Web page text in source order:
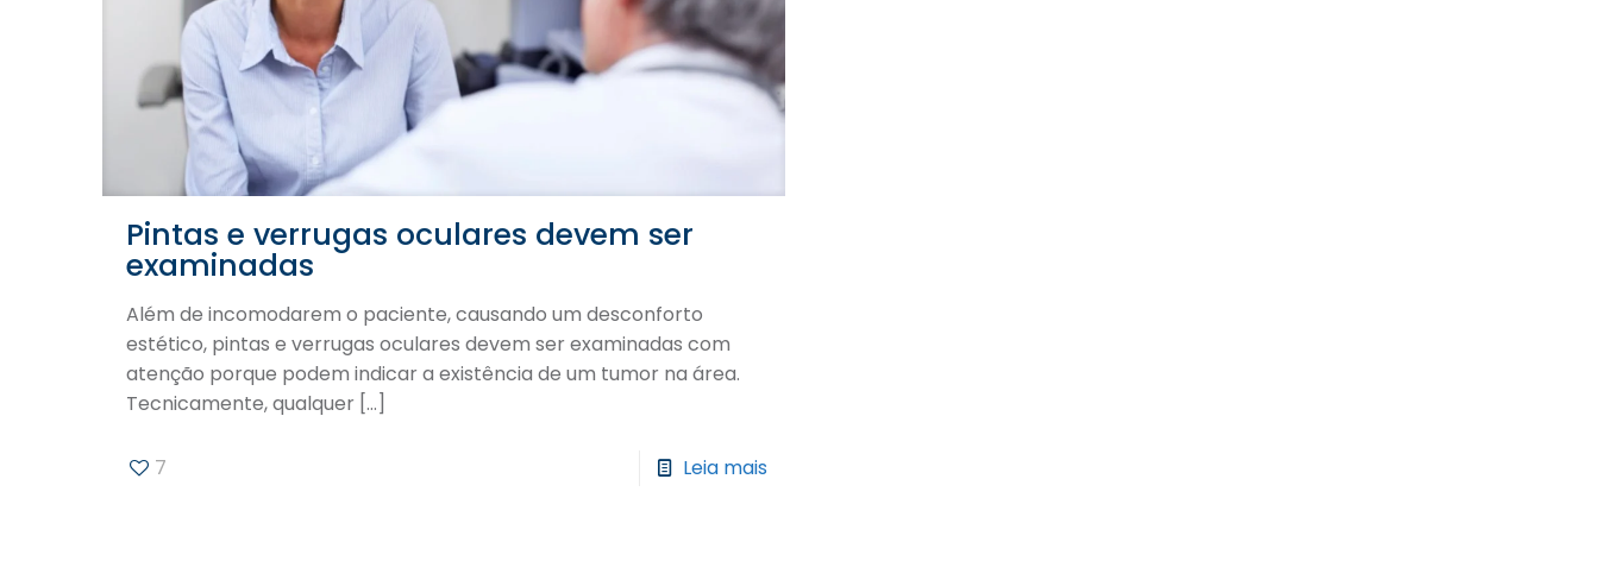
Pintas e verrugas oculares devem ser
examinadas
Além de incomodarem o paciente, causando um desconforto
estético, pintas e verrugas oculares devem ser examinadas com
atenção porque podem indicar a existência de um tumor na área.
Tecnicamente, qualquer[…]
7 Leia mais